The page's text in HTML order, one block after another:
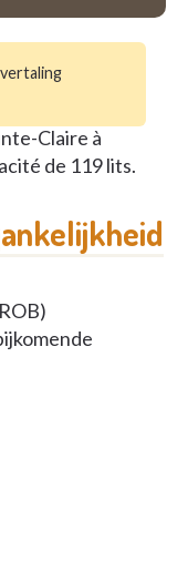
Claire à
de 119 lits.